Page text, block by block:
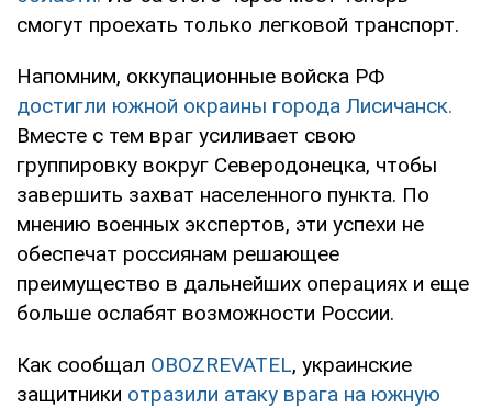
смогут проехать только легковой транспорт.
Напомним, оккупационные войска РФ
достигли южной окраины города Лисичанск.
Вместе с тем враг усиливает свою
группировку вокруг Северодонецка, чтобы
завершить захват населенного пункта. По
мнению военных экспертов, эти успехи не
обеспечат россиянам решающее
преимущество в дальнейших операциях и еще
больше ослабят возможности России.
Как сообщал OBOZREVATEL, украинские
защитники отразили атаку врага на южную